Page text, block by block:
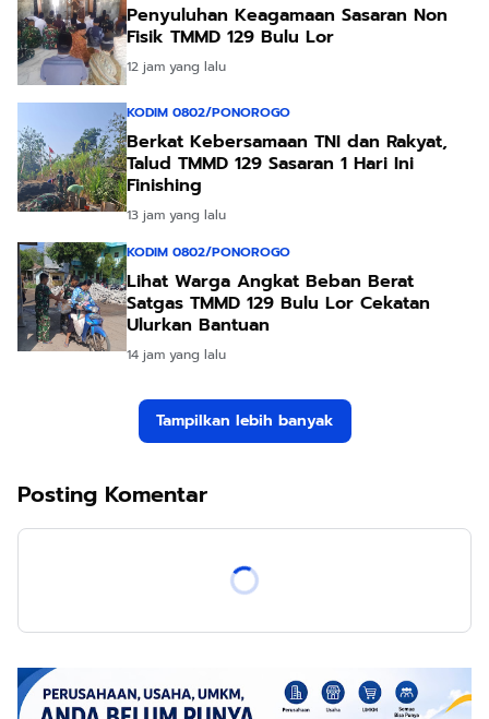
Penyuluhan Keagamaan Sasaran Non
Fisik TMMD 129 Bulu Lor
12 jam yang lalu
KODIM 0802/PONOROGO
Berkat Kebersamaan TNI dan Rakyat,
Talud TMMD 129 Sasaran 1 Hari Ini
Finishing
13 jam yang lalu
KODIM 0802/PONOROGO
Lihat Warga Angkat Beban Berat
Satgas TMMD 129 Bulu Lor Cekatan
Ulurkan Bantuan
14 jam yang lalu
Tampilkan lebih banyak
Posting Komentar